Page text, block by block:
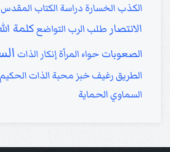
الكذب الخسارة دراسة الكتاب المقدس
الانتصار طلب الرب التواضع كلمة
الصعوبات حواء المرأةإنكار الذات
الطريق رغيف خبز محبة الذات الحكيم
السماوي الحماية